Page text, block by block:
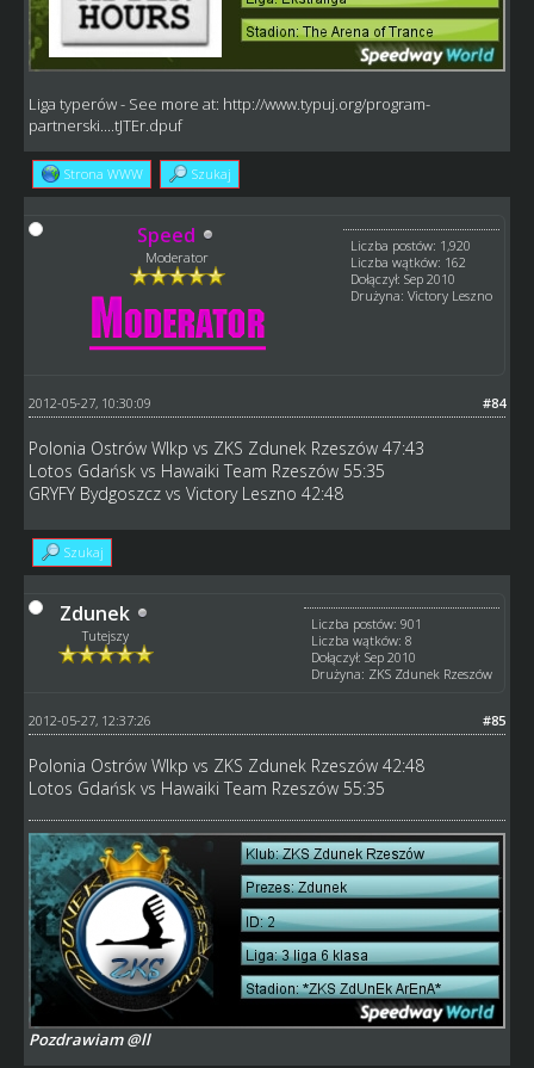
Liga typerów- See more at: http://www.typuj.org/program-
partnerski....tJTEr.dpuf
Strona WWW Szukaj
Speed
Moderator
Liczba postów: 1,920
Liczba wątków: 162
Dołączył: Sep 2010
Drużyna: Victory Leszno
#84
2012-05-27, 10:30:09
Polonia Ostrów Wlkp vs ZKS Zdunek Rzeszów 47:43
Lotos Gdańsk vs Hawaiki Team Rzeszów 55:35
GRYFY Bydgoszcz vs Victory Leszno 42:48
Szukaj
Zdunek
Tutejszy
Liczba postów: 901
Liczba wątków: 8
Dołączył: Sep 2010
Drużyna: ZKS Zdunek Rzeszów
#85
2012-05-27, 12:37:26
Polonia Ostrów Wlkp vs ZKS Zdunek Rzeszów 42:48
Lotos Gdańsk vs Hawaiki Team Rzeszów 55:35
Pozdrawiam @ll